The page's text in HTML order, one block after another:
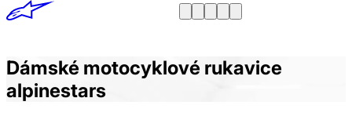
Dámské motocyklové rukavice
alpinestars